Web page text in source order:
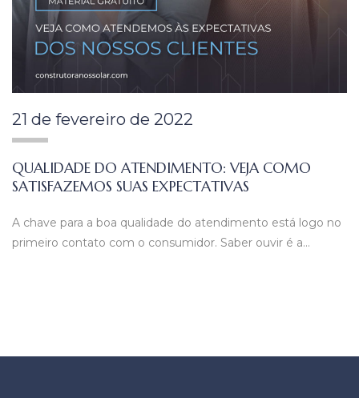
21 de fevereiro de 2022
QUALIDADE DO ATENDIMENTO: VEJA COMO
SATISFAZEMOS SUAS EXPECTATIVAS
A chave para a boa qualidade do atendimento está logo no
primeiro contato com o consumidor. Saber ouvir é a…